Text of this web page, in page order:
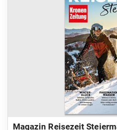
Magazin Reisezeit